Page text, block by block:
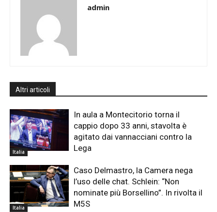
admin
Altri articoli
Italia
In aula a Montecitorio torna il
cappio dopo 33 anni, stavolta è
agitato dai vannacciani contro la
Lega
Italia
Caso Delmastro, la Camera nega
l’uso delle chat. Schlein: “Non
nominate più Borsellino”. In rivolta il
M5S